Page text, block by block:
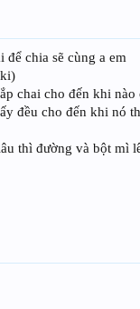
chia sẽ cùng a em
chai cho đến khi
đều cho đến khi nó
thì đường và bột mì